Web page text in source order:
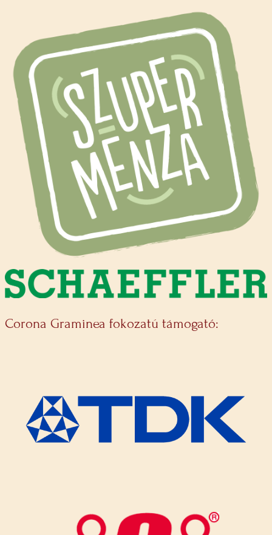
Corona Graminea fokozatú támogató: